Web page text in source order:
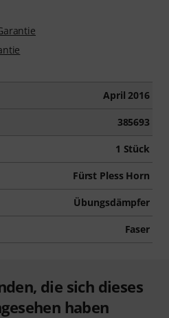
April 2016
385693
1 Stück
Fürst Pless Horn
Übungsdämpfer
Faser
die sich dieses
haben